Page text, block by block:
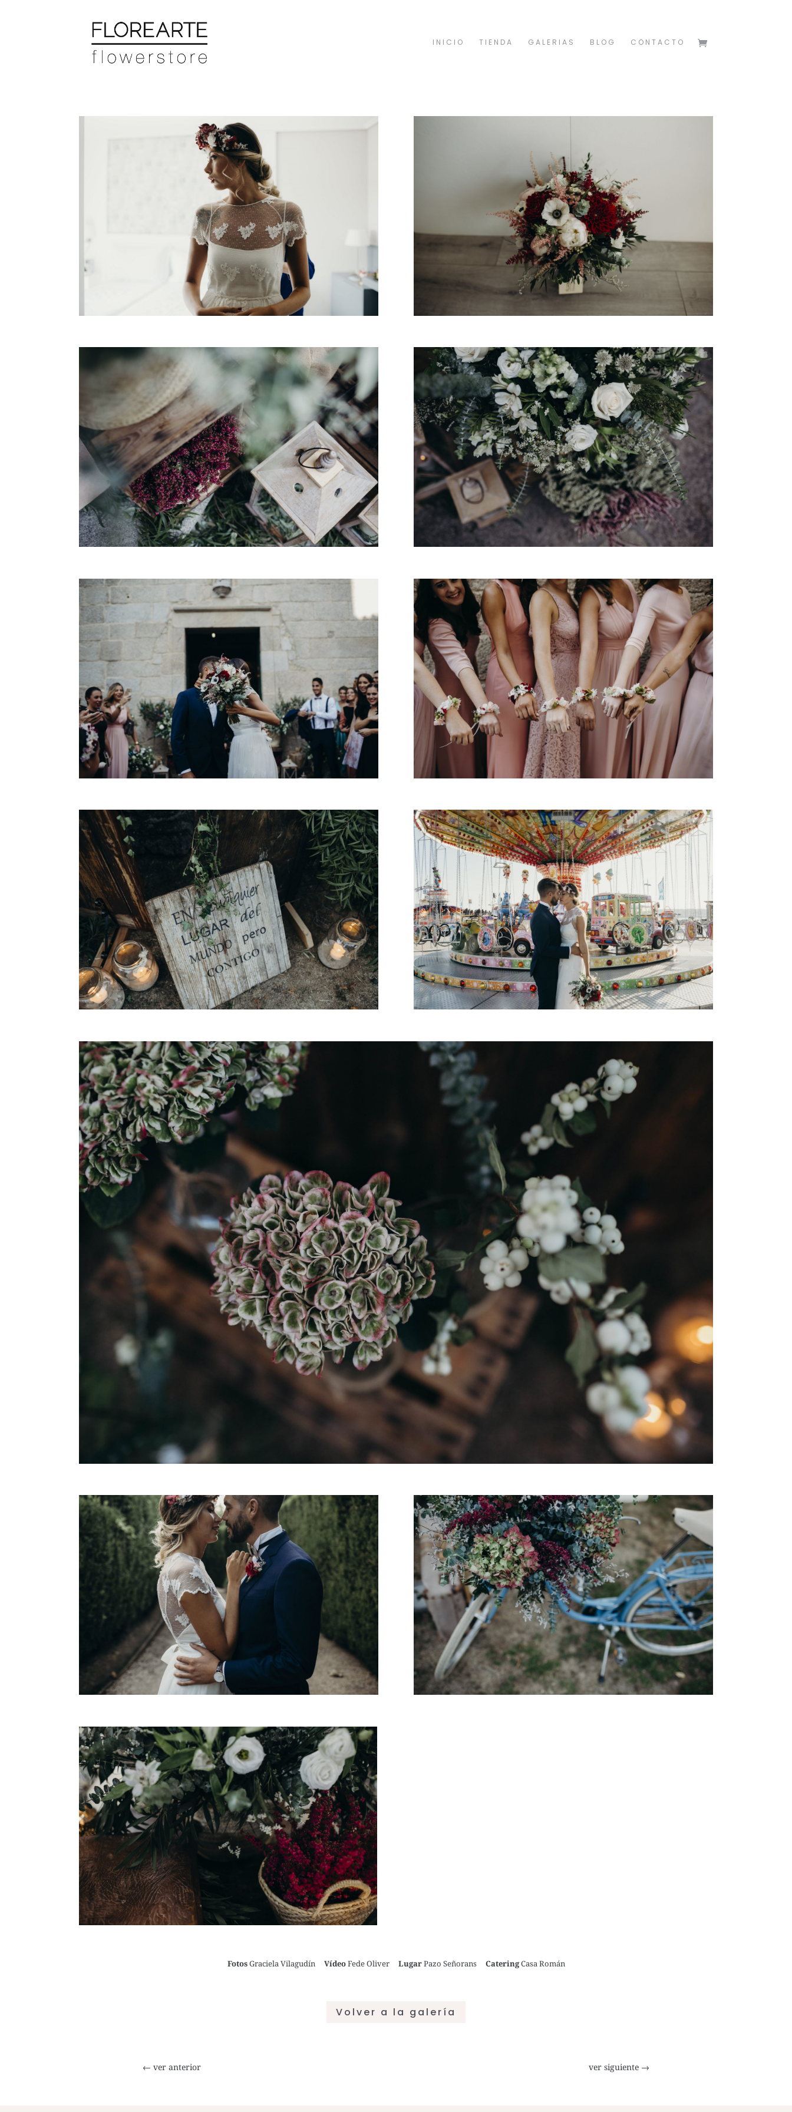
INICIO TIENDA GALERIAS BLOG CONTACTO
FotosGraciela Vilagudín VídeoFede Oliver LugarPazo Señorans CateringCasa Román
Volver a la galería
← ver anterior ver siguiente →